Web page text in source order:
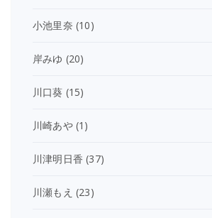
小池里奈 (10)
岸みゆ (20)
川口葵 (15)
川崎あや(1)
川津明日香 (37)
川瀬もえ (23)